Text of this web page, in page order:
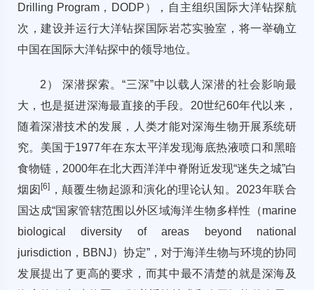
Drilling Program，DODP），自主组织国际大洋钻探航
次，建设并运行大洋钻探国际岩芯实验室，将一举确立
中国在国际大洋钻探中的领导地位。
2） 深潜探索。“三深”中以载人深潜的社会影响最
大，也是挺进深海最直接的手段。20世纪60年代以来，
随着深潜技术的发展，人类才能对深海生物开展系统研
究。美国于1977年在东太平洋发现海底热液喷口和黑暗
食物链，2000年在北大西洋洋中脊附近发现“迷失之城”白
烟囱[6] ，颠覆生物起源和演化的理论认知。2023年联合
国达成“国家管辖范围以外区域海洋生物多样性（marine
biological diversity of areas beyond national
jurisdiction，BBNJ）协定”，对于海洋生物与环境的协同
发展提出了更高的要求，而其中最不清楚的就是深海及